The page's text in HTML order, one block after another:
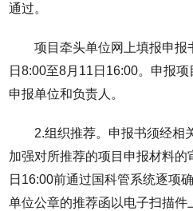
通过。
项目牵头单位网上填报申
日8:00至8月11日16:00。申报
申报单位和负责人。
2.组织推荐。申报书须经相
加强对所推荐的项目申报材料
日16:00前通过国科管系统逐项
单位公章的推荐函以电子扫描件